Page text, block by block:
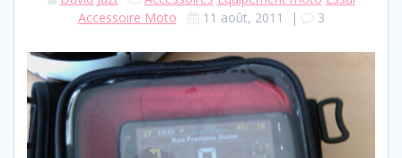
Accessoire Moto
11 août, 2011 | 3